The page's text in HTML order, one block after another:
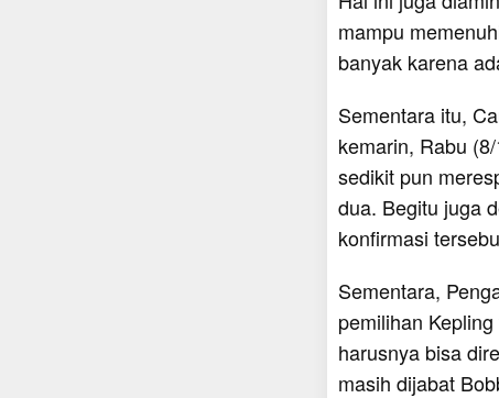
mampu
banyak karena
Sementara itu,
kemarin, Rabu
sedikit pun
dua. Begitu juga
konfirmasi
Sementara,
pemilihan
harusnya bisa
masih dijabat